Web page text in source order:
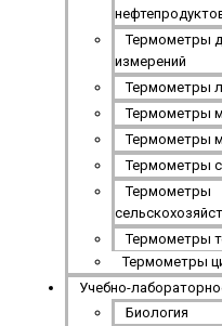
Термометры
измерений
Термометры
Термометры
Термометры
Термометры
Термометры
Термометры
Термометры
Учебно-
Биология